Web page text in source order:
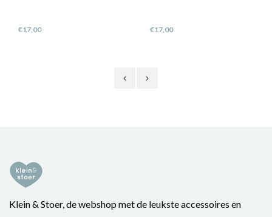
€17,00 €17,00
Klein & Stoer, de webshop met de leukste accessoires en